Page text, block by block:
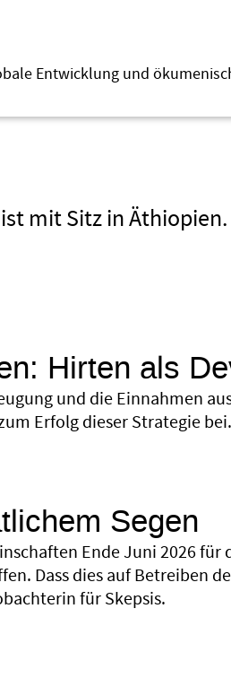
Entwicklung und
mit Sitz in Äthiopien.
Hirten als
und die Einnahmen
Erfolg dieser Strategie
Segen
Ende Juni 2026 für
Dass dies auf Betreiben
für Skepsis.